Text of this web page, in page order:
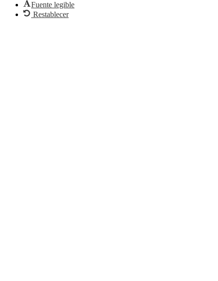
Fuente legible
Restablecer